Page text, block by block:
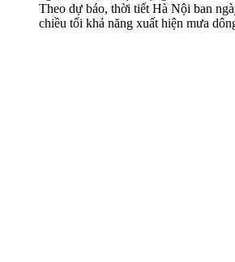
Theo dự báo, thời tiết Hà Nội ban
chiều tối khả năng xuất hiện mưa